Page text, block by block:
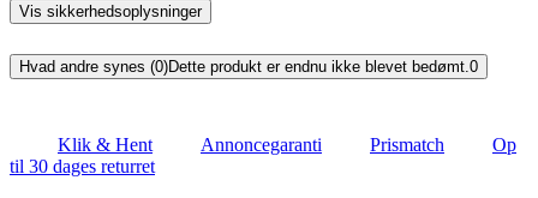
Vis sikkerhedsoplysninger
Hvad andre synes (0)Dette produkt er endnu ikke blevet bedømt.0
Klik & Hent Annoncegaranti Prismatch
Op
til 30 dages returret